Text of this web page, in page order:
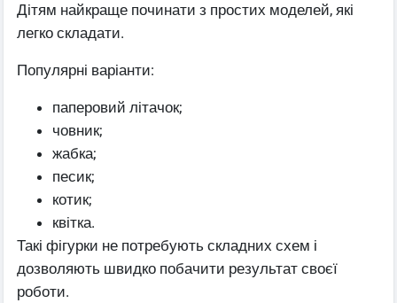
Дітям найкраще починати з простих моделей, які
легко складати.
Популярні варіанти:
паперовий літачок;
човник;
жабка;
песик;
котик;
квітка.
Такі фігурки не потребують складних схем і
дозволяють швидко побачити результат своєї
роботи.